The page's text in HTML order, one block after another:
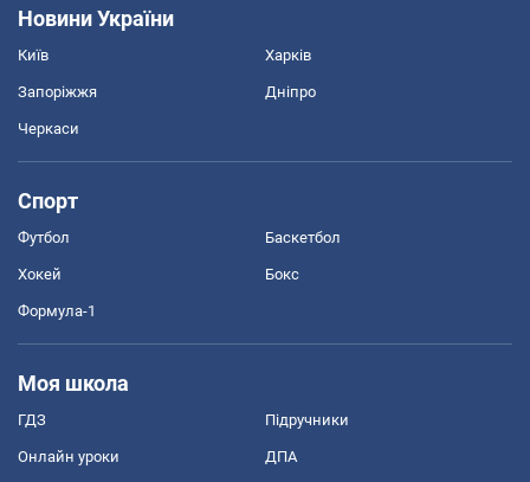
Новини України
Київ Харків
Запоріжжя Дніпро
Черкаси
Спорт
Футбол Баскетбол
Хокей Бокс
Формула-1
Моя школа
ГДЗ Підручники
Онлайн уроки ДПА